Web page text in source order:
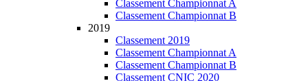
Classement Championnat A
Classement Championnat B
2019
Classement 2019
Classement Championnat A
Classement Championnat B
Classement CNIC 2020